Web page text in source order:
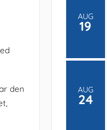
den
AUG
19
AUG
24